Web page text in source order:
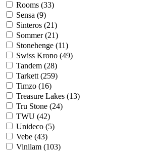
Rooms (33)
Sensa (9)
Sinteros (21)
Sommer (21)
Stonehenge (11)
Swiss Krono (49)
Tandem (28)
Tarkett (259)
Timzo (16)
Treasure Lakes (13)
Tru Stone (24)
TWU (42)
Unideco (5)
Vebe (43)
Vinilam (103)